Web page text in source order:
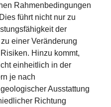
Rahmenbedingungen
führt nicht nur zu
der
einer Veränderung
Hinzu kommt,
einheitlich in der
je nach
Ausstattung
Richtung